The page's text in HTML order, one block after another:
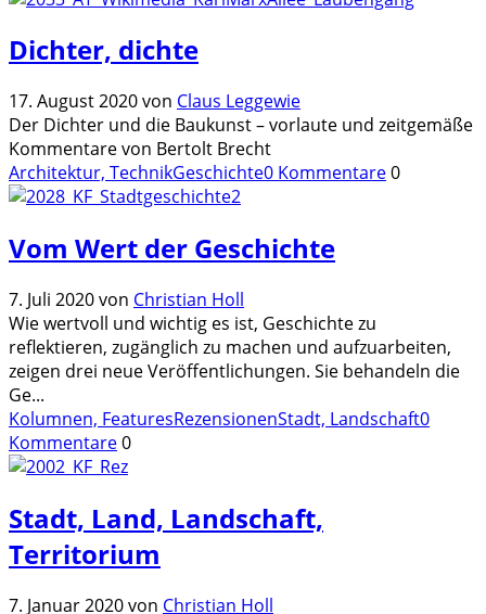
Dichter, dichte
17. August 2020von Claus Leggewie
Der Dichter und die Baukunst – vorlaute und zeitgemäße
Kommentare von Bertolt Brecht
Architektur, TechnikGeschichte0 Kommentare0
Vom Wert der Geschichte
7. Juli 2020von Christian Holl
Wie wertvoll und wichtig es ist, Geschichte zu
reflektieren, zugänglich zu machen und aufzuarbeiten,
zeigen drei neue Veröffentlichungen. Sie behandeln die
Ge...
Kolumnen, FeaturesRezensionenStadt, Landschaft0
Kommentare0
Stadt, Land, Landschaft,
Territorium
7. Januar 2020von Christian Holl